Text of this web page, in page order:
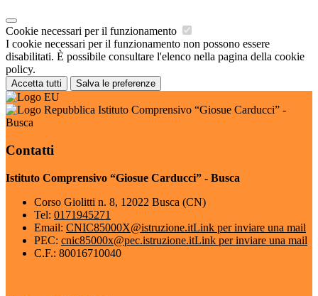
Cookie necessari per il funzionamento
I cookie necessari per il funzionamento non possono essere
disabilitati. È possibile consultare l'elenco nella pagina della cookie
policy.
Accetta tutti Salva le preferenze
Istituto Comprensivo “Giosue Carducci” -
Busca
Contatti
Istituto Comprensivo “Giosue Carducci” - Busca
Corso Giolitti n. 8, 12022 Busca (CN)
Tel: 0171945271
Email: CNIC85000X@istruzione.itLink per inviare una mail
PEC: cnic85000x@pec.istruzione.itLink per inviare una mail
C.F.: 80016710040